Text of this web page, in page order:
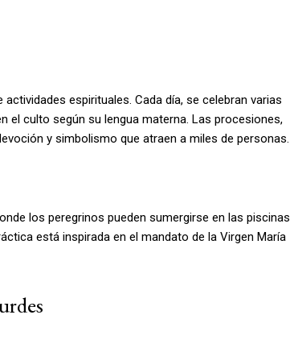
espirituales. Cada día, se celebran varias
el culto según su lengua materna. Las procesiones,
y simbolismo que atraen a miles de personas.
los peregrinos pueden sumergirse en las piscinas
está inspirada en el mandato de la Virgen María